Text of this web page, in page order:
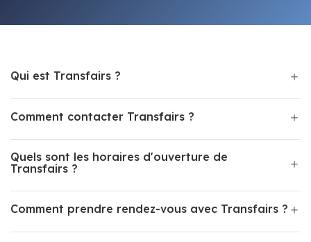
Qui est Transfairs ?
Comment contacter Transfairs ?
Quels sont les horaires d'ouverture de
Transfairs ?
Comment prendre rendez-vous avec Transfairs ?